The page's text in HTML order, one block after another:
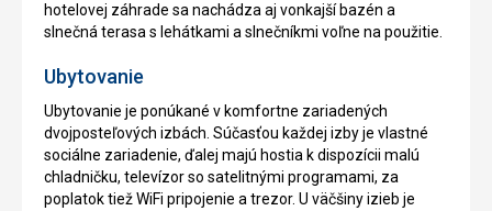
hotelovej záhrade sa nachádza aj vonkajší bazén a
slnečná terasa s lehátkami a slnečníkmi voľne na použitie.
Ubytovanie
Ubytovanie je ponúkané v komfortne zariadených
dvojposteľových izbách. Súčasťou každej izby je vlastné
sociálne zariadenie, ďalej majú hostia k dispozícii malú
chladničku, televízor so satelitnými programami, za
poplatok tiež WiFi pripojenie a trezor. U väčšiny izieb je